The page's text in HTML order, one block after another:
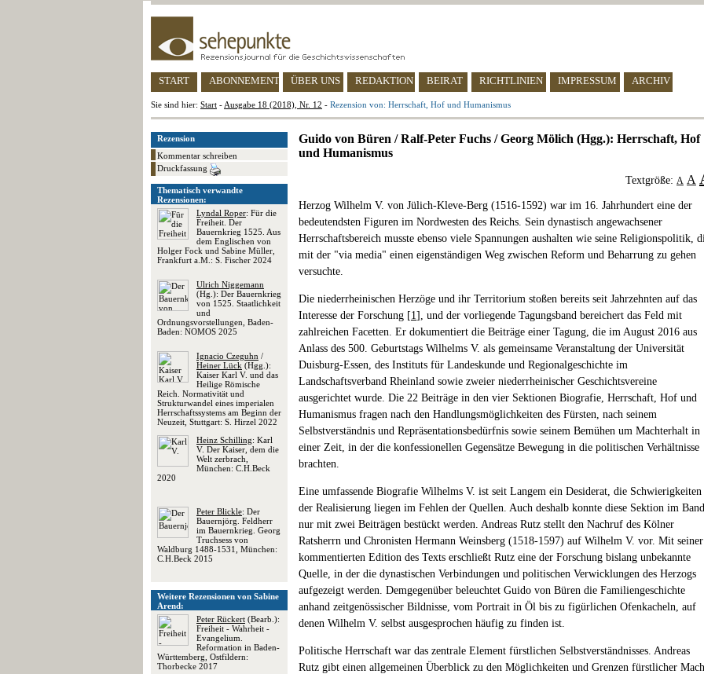
START ABONNEMENT ÜBER UNS REDAKTION BEIRAT RICHTLINIEN IMPRESSUM ARCHIV
Sie sind hier: Start - Ausgabe 18 (2018), Nr. 12 - Rezension von: Herrschaft, Hof und Humanismus
Rezension
Kommentar schreiben
Druckfassung
Thematisch verwandte
Rezensionen:
Lyndal Roper: Für die
Freiheit. Der
Bauernkrieg 1525. Aus
dem Englischen von
Holger Fock und Sabine Müller,
Frankfurt a.M.: S. Fischer 2024
Ulrich Niggemann
(Hg.): Der Bauernkrieg
von 1525. Staatlichkeit
und
Ordnungsvorstellungen, Baden-
Baden: NOMOS 2025
Ignacio Czeguhn /
Heiner Lück (Hgg.):
Kaiser Karl V. und das
Heilige Römische
Reich. Normativität und
Strukturwandel eines imperialen
Herrschaftssystems am Beginn der
Neuzeit, Stuttgart: S. Hirzel 2022
Heinz Schilling: Karl
V. Der Kaiser, dem die
Welt zerbrach,
München: C.H.Beck
2020
Peter Blickle: Der
Bauernjörg. Feldherr
im Bauernkrieg. Georg
Truchsess von
Waldburg 1488-1531, München:
C.H.Beck 2015
Weitere Rezensionen von Sabine
Arend:
Peter Rückert (Bearb.):
Freiheit - Wahrheit -
Evangelium.
Reformation in Baden-
Württemberg, Ostfildern:
Thorbecke 2017
Guido von Büren / Ralf-Peter Fuchs / Georg Mölich (Hgg.): Herrschaft, Hof
und Humanismus
Textgröße: A A
Herzog Wilhelm V. von Jülich-Kleve-Berg (1516-1592) war im 16. Jahrhundert eine der
bedeutendsten Figuren im Nordwesten des Reichs. Sein dynastisch angewachsener
Herrschaftsbereich musste ebenso viele Spannungen aushalten wie seine Religionspolitik,
mit der "via media" einen eigenständigen Weg zwischen Reform und Beharrung zu gehen
versuchte.
Die niederrheinischen Herzöge und ihr Territorium stoßen bereits seit Jahrzehnten auf das
Interesse der Forschung [1], und der vorliegende Tagungsband bereichert das Feld mit
zahlreichen Facetten. Er dokumentiert die Beiträge einer Tagung, die im August 2016 aus
Anlass des 500. Geburtstags Wilhelms V. als gemeinsame Veranstaltung der Universität
Duisburg-Essen, des Instituts für Landeskunde und Regionalgeschichte im
Landschaftsverband Rheinland sowie zweier niederrheinischer Geschichtsvereine
ausgerichtet wurde. Die 22 Beiträge in den vier Sektionen Biografie, Herrschaft, Hof und
Humanismus fragen nach den Handlungsmöglichkeiten des Fürsten, nach seinem
Selbstverständnis und Repräsentationsbedürfnis sowie seinem Bemühen um Machterhalt in
einer Zeit, in der die konfessionellen Gegensätze Bewegung in die politischen Verhältnisse
brachten.
Eine umfassende Biografie Wilhelms V. ist seit Langem ein Desiderat, die Schwierigkeiten
der Realisierung liegen im Fehlen der Quellen. Auch deshalb konnte diese Sektion im Band
nur mit zwei Beiträgen bestückt werden. Andreas Rutz stellt den Nachruf des Kölner
Ratsherrn und Chronisten Hermann Weinsberg (1518-1597) auf Wilhelm V. vor. Mit seiner
kommentierten Edition des Texts erschließt Rutz eine der Forschung bislang unbekannte
Quelle, in der die dynastischen Verbindungen und politischen Verwicklungen des Herzogs
aufgezeigt werden. Demgegenüber beleuchtet Guido von Büren die Familiengeschichte
anhand zeitgenössischer Bildnisse, vom Portrait in Öl bis zu figürlichen Ofenkacheln, auf
denen Wilhelm V. selbst ausgesprochen häufig zu finden ist.
Politische Herrschaft war das zentrale Element fürstlichen Selbstverständnisses. Andreas
Rutz gibt einen allgemeinen Überblick zu den Möglichkeiten und Grenzen fürstlicher